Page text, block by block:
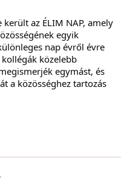
az ÉLIM NAP, amely
egyik
nap évről évre
közelebb
egymást, és
a közösséghez tartozás